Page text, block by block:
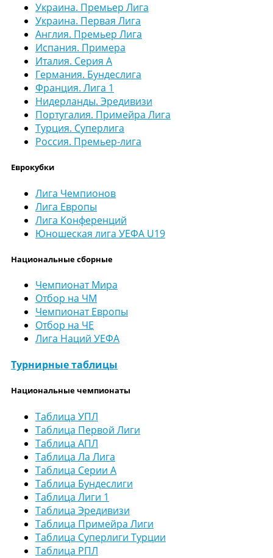
Украина. Премьер Лига
Украина. Первая Лига
Англия. Премьер Лига
Испания. Примера
Италия. Серия А
Германия. Бундеслига
Франция. Лига 1
Нидерланды. Эредивизи
Португалия. Примейра Лига
Турция. Суперлига
Россия. Премьер-лига
Еврокубки
Лига Чемпионов
Лига Европы
Лига Конференций
Юношеская лига УЕФА U19
Национальные сборные
Чемпионат Мира
Отбор на ЧМ
Чемпионат Европы
Отбор на ЧЕ
Лига Наций УЕФА
Турнирные таблицы
Национальные чемпионаты
Таблица УПЛ
Таблица Первой Лиги
Таблица АПЛ
Таблица Ла Лига
Таблица Серии А
Таблица Бундеслиги
Таблица Лиги 1
Таблица Эредивизи
Таблица Примейра Лиги
Таблица Суперлиги Турции
Таблица РПЛ